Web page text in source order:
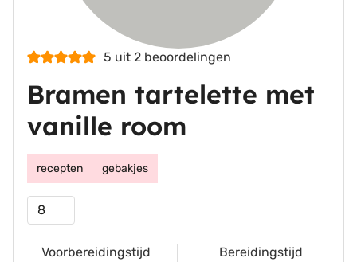
5 uit 2beoordelingen
Bramen tartelette met
vanille room
recepten gebakjes
Porties
Voorbereidingstijd Bereidingstijd